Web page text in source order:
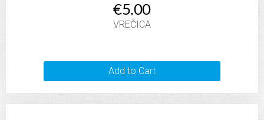
€5.00
VREČICA
Add to Cart